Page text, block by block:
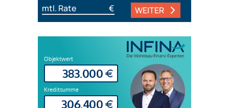
mtl. Rate € WEITER